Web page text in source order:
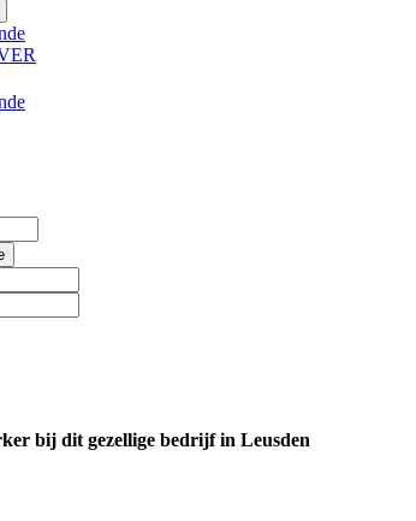
bij dit gezellige bedrijf in Leusden